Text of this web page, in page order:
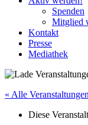
Spenden
Mitglied
Kontakt
Presse
Mediathek
« Alle Veranstaltungen
Diese